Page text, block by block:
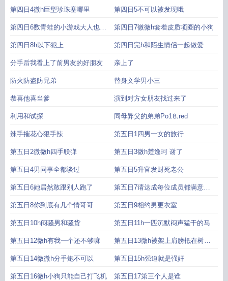
第四日4微h巨型珍珠塞哪里 第四日5不可以被发现哦
第四日6数青蛙的小游戏大人也可
以玩
第四日7微微h套着皮质项圈的小狗
第四日8h以下犯上 第四日完h和陌生情侣一起做爱
分手后我看上了前男友的好朋友 亲上了
防火防盗防兄弟 替身文学男小三
恭喜他喜当爹 演到对方女朋友找过来了
利用和试探 同母异父的弟弟Рo1⒏red
辣手摧花心狠手辣 第五日1四男一女的旅行
第五日2微微h四手联弹 第五日3微h楚逸珂 谢了
第五日4男同事全都谈过 第五日5升官发财死老公
第五日6她居然敢跟别人跑了 第五日7请达成每位成员都满意的
完美之
第五日8你到底有几个情哥哥 第五日9相约男更衣室
第五日10h闷骚男和骚货 第五日11h一匹沉默闷声猛干的马
第五日12微h有我一个还不够嘛 第五日13微h被架上肩膀抵在树干
口
第五日14微微h分手炮不可以 第五日15h强迫就是强奸
第五日16微h小狗只能自己打飞机 第五日17第三个人是谁